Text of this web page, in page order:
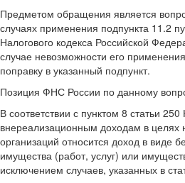
Предметом обращения является
случаях применения подпункта 11.2
Налогового кодекса Российской
случае невозможности его
поправку в указанный подпункт.
Позиция ФНС России по данному
В соответствии с пунктом 8 статьи 250
внереализационным доходам в целях
организаций относится доход в виде
имущества (работ, услуг) или
исключением случаев, указанных в